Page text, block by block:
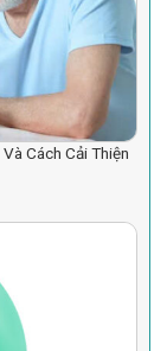
Cách Cải Thiện